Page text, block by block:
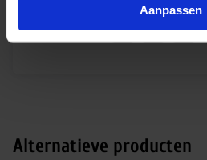
Aanpassen
+
-
Alternatieve producten